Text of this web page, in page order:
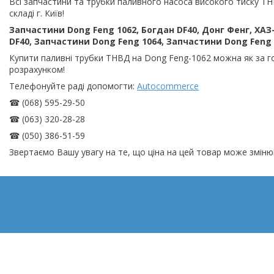
складі г. Київ!
Запчастини Dong Feng 1062, Богдан DF40, Донг Фенг,
DF40, Запчастини Dong Feng 1064, Запчастини Dong
Купити паливні трубки ТНВД на Dong Feng-1062 можна як за
розрахунком!
Телефонуйте раді допомогти: Autocommerce
☎ (068) 595-29-50
☎ (063) 320-28-28
☎ (050) 386-51-59
Звертаємо Вашу увагу на те, що ціна на цей товар може